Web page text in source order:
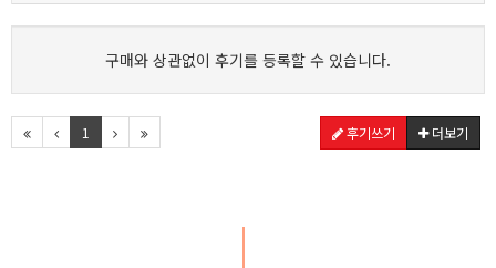
구매와 상관없이 후기를 등록할 수 있습니다.
1 후기쓰기 더보기